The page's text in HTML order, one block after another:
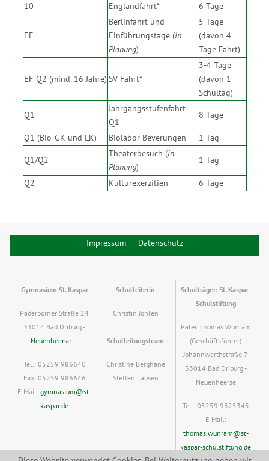
10
Englandfahrt* 6 Tage
EF
Berlinfahrt und
Einführungstage (in
Planung)
5 Tage
(davon 4
Tage Fahrt)
EF-Q2 (mind. 16 Jahre) SV-Fahrt*
3-4 Tage
(davon 1
Schultag)
Q1
Jahrgangsstufenfahrt
Q1
8 Tage
Q1 (Bio-GK und LK) Biolabor Beverungen 1 Tag
Q1/Q2
Theaterbesuch (in
Planung)
1 Tag
Q2 Kulturexerzitien 6 Tage
Impressum Datenschutz
Gymnasium St. Kaspar
Paderborner Straße 24
33014 Bad Driburg -
Neuenheerse
Tel.: 05259 986640
Fax: 05259 986646
E-Mail: gymnasium@st-
kaspar.de
Schulleiterin
Christin Johlen
Schulleitungsteam
Christine Berghane
Steffen Lausen
Schulträger: St. Kaspar-
Schulstiftung
Pater Thomas Wunram
(Geschäftsführer)
Johannwarthstraße 7
33014 Bad Driburg -
Neuenheerse
Tel.: 05259 9325345
E-Mail:
thomas.wunram@st-
kaspar-schulstiftung.de